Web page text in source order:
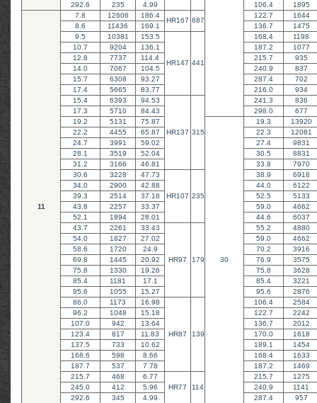
292.6
235 4.99 106.4 1895
11
7.8 12606 186.4
HR167 687
122.7
1644
8.6
11436 169.1 136.7
1475
9.5
10381 153.5
HR147 441
168.4
1198
10.7
9204 136.1 187.2
1077
12.8
7737 114.4 215.7
935
14.0
7067 104.5 240.9
837
15.7
6308 93.27 287.4
702
17.4
5665 83.77 216.0
934
15.4
6393 94.53
HR137 315
241.3
836
17.3
5710 84.43 298.0
677
19.2
5131 75.87
30
19.3
13920
22.2
4455 65.87 22.3
12081
24.7
3991 59.02 27.4
9831
28.1
3519 52.04 30.5
8831
31.2
3166 46.81 33.8
7970
30.6
3228 47.73
HR107 235
38.9
6918
34.0
2900 42.88 44.0
6122
39.3
2514 37.18 52.5
5133
43.8
2257 33.37 59.0
4662
52.1
1894 28.01 44.6
6037
43.7
2261 33.43
HR97 179
55.2
4880
54.0
1827 27.02 59.0
4662
58.6
1720 24.9 70.2
3916
69.8
1445 20.92 76.9
3575
75.8
1330 19.26 75.8
3628
85.4
1181 17.1 85.4
3221
95.6
1055 15.27 95.6
2876
86.0
1173 16.98
HR87 139
106.4
2584
96.2
1048 15.18 122.7
2242
107.0
942 13.64 136.7
2012
123.4
817 11.83 170.0
1618
137.5
733 10.62 189.1
1454
168.6
598 8.66 168.4
1633
187.7
537 7.78 187.2
1469
215.7
468
6.77
HR77
114
215.7
1275
245.0
412 5.96 240.9
1141
292.6
345 4.99 287.4 957